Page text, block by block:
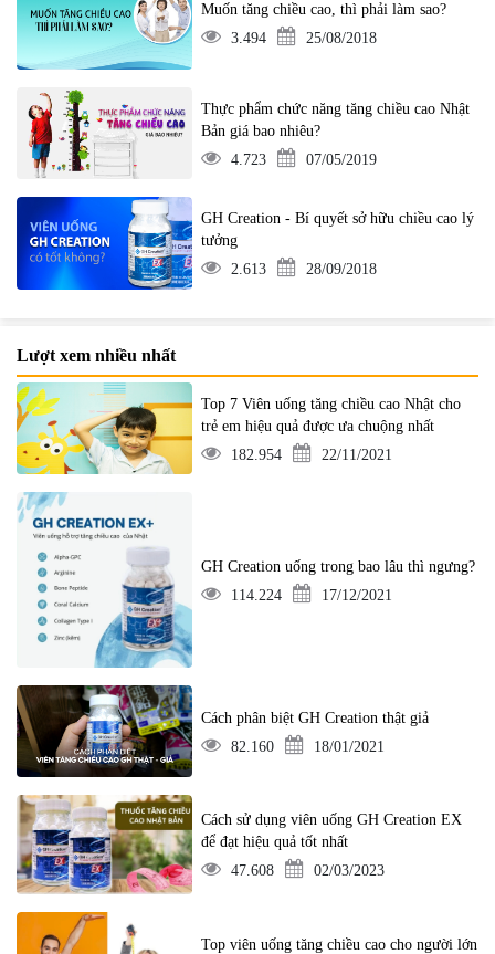
Muốn tăng chiều cao, thì phải làm sao?
3.494
25/08/2018
Thực phẩm chức năng tăng chiều cao Nhật
Bản giá bao nhiêu?
4.723
07/05/2019
GH Creation - Bí quyết sở hữu chiều cao lý
tưởng
2.613
28/09/2018
Lượt xem nhiều nhất
Top 7 Viên uống tăng chiều cao Nhật cho
trẻ em hiệu quả được ưa chuộng nhất
182.954
22/11/2021
GH Creation uống trong bao lâu thì ngưng?
114.224
17/12/2021
Cách phân biệt GH Creation thật giả
82.160
18/01/2021
Cách sử dụng viên uống GH Creation EX
để đạt hiệu quả tốt nhất
47.608
02/03/2023
Top viên uống tăng chiều cao cho người lớn